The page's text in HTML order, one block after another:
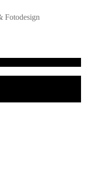
Fotodesign